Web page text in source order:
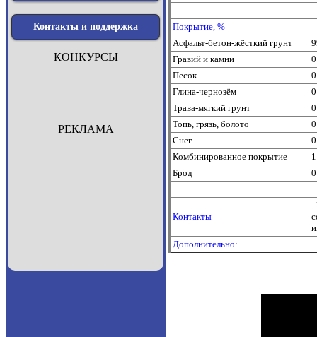
Контакты и поддержка
КОНКУРСЫ
РЕКЛАМА
Покрытие, %
Асфальт-бетон-жёсткий грунт
Гравий и камни
0
Песок
0
Глина-чернозём
0
Трава-мягкий грунт
0
Топь, грязь, болото
0
Снег
0
Комбинированное покрытие
1
Брод
Контакты
-
Дополнительно: